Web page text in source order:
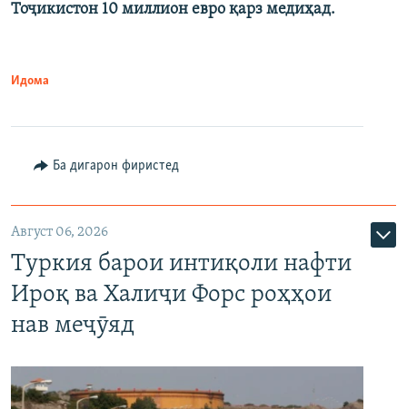
Тоҷикистон 10 миллион евро қарз медиҳад.
Идома
Ба дигарон фиристед
Август 06, 2026
Туркия барои интиқоли нафти
Ироқ ва Халиҷи Форс роҳҳои
нав меҷӯяд